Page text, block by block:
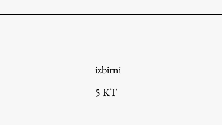
izbirni
5 KT